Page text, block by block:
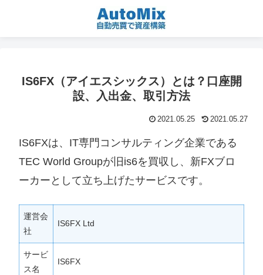
IS6FX（アイエスシックス）とは？口座開
設、入出金、取引方法
2021.05.25 2021.05.27
IS6FXは、IT専門コンサルティング企業である
TEC World Groupが旧is6を買収し、新FXブロ
ーカーとして立ち上げたサービスです。
運営会
社
IS6FX Ltd
サービ
ス名
IS6FX